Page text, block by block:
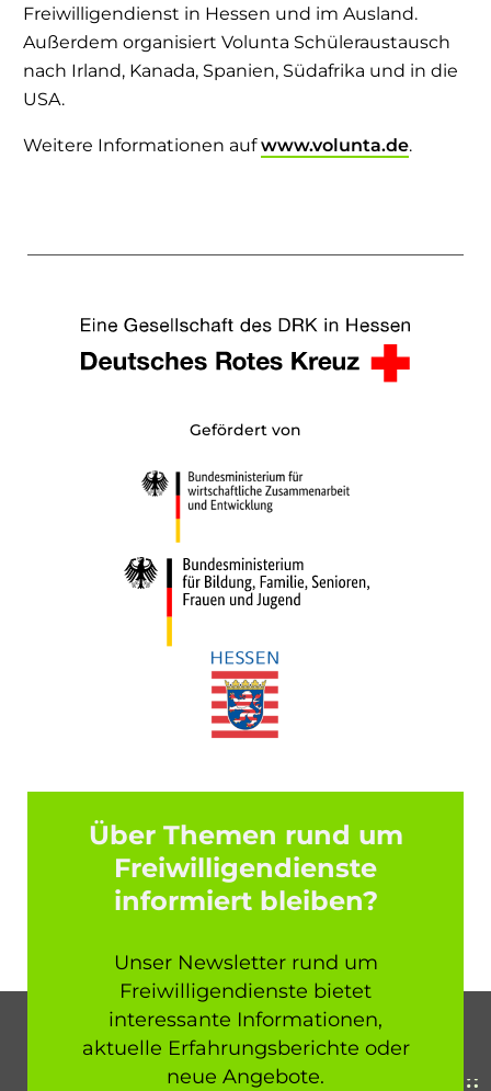
Freiwilligendienst in Hessen und im Ausland.
Außerdem organisiert Volunta Schüleraustausch
nach Irland, Kanada, Spanien, Südafrika und in die
USA.
Weitere Informationen aufwww.volunta.de.
Gefördert von
Über Themen rund um
Freiwilligendienste
informiert bleiben?
Unser Newsletter rund um
Freiwilligendienste bietet
interessante Informationen,
aktuelle Erfahrungsberichte oder
neue Angebote.